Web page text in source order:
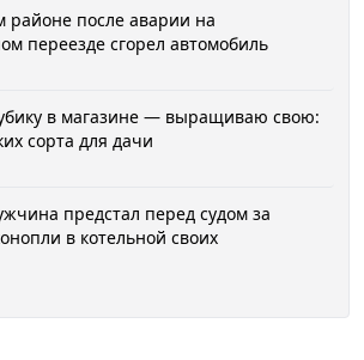
районе после аварии на
переезде сгорел автомобиль
в магазине — выращиваю свою:
сорта для дачи
предстал перед судом за
в котельной своих